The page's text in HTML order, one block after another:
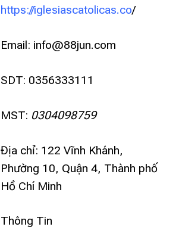
https://iglesiascatolicas.co/
Email: info@88jun.com
SDT: 0356333111
MST: 0304098759
Địa chỉ: 122 Vĩnh Khánh,
Phường 10, Quận 4, Thành phố
Hồ Chí Minh
Thông Tin